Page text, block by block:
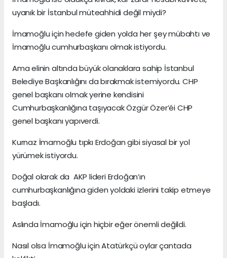
uyanık bir İstanbul müteahhidi değil miydi?
İmamoğlu için hedefe giden yolda her şey mübahtı ve
İmamoğlu cumhurbaşkanı olmak istiyordu.
Ama elinin altında büyük olanaklara sahip İstanbul
Belediye Başkanlığını da bırakmak istemiyordu. CHP
genel başkanı olmak yerine kendisini
Cumhurbaşkanlığına taşıyacak Özgür Özer’éi CHP
genel başkanı yapıverdi.
Kurnaz İmamoğlu tıpkı Erdoğan gibi siyasal bir yol
yürümek istiyordu.
Doğal olarak da AKP lideri Erdoğan’ın
cumhurbaşkanlığına giden yoldaki izlerini takip etmeye
başladı.
Aslında İmamoğlu için hiçbir eğer önemli değildi.
Nasıl olsa İmamoğlu için Atatürkçü oylar çantada